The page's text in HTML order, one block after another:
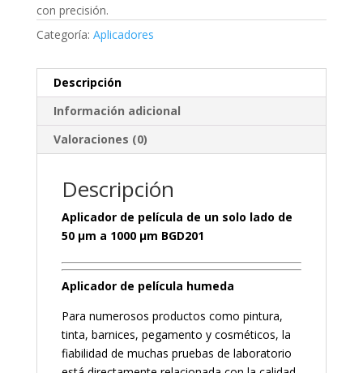
con precisión.
Categoría: Aplicadores
Descripción
Información adicional
Valoraciones (0)
Descripción
Aplicador de película de un solo lado de
50 µm a 1000 µm BGD201
Aplicador de película humeda
Para numerosos productos como pintura,
tinta, barnices, pegamento y cosméticos, la
fiabilidad de muchas pruebas de laboratorio